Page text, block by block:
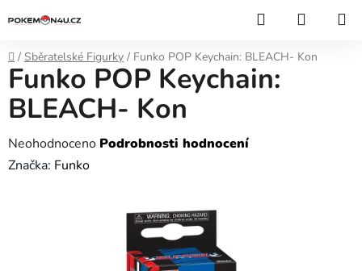
na
Hledat
Domů
/ Sběratelské Figurky / Funko POP Keychain: BLEACH- Kon
Funko POP Keychain:
BLEACH- Kon
Průměrné
hodnocení
Neohodnoceno Podrobnosti hodnocení
Značka: Funko